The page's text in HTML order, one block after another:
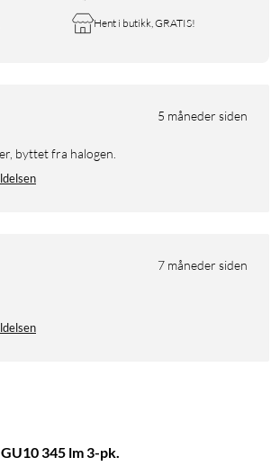
Hent i butikk, GRATIS!
5 måneder siden
byttet fra halogen.
7 måneder siden
345 lm 3-pk.